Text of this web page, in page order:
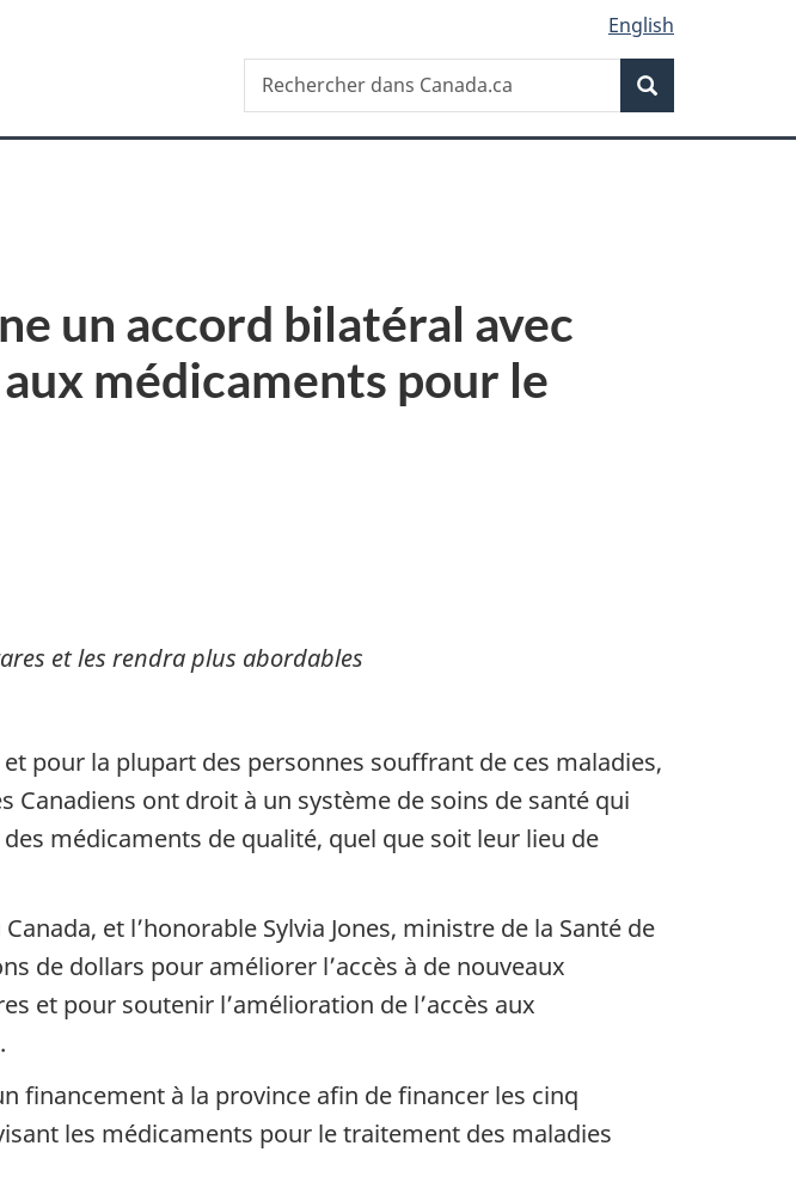
sujet
HTML
English
Recherche
Rechercher
dans
un accord bilatéral avec
médicaments pour le
et les rendra plus abordables
pour la plupart des personnes souffrant de ces maladies,
Canadiens ont droit à un système de soins de santé qui
médicaments de qualité, quel que soit leur lieu de
et l’honorable Sylvia Jones, ministre de la Santé de
de dollars pour améliorer l’accès à de nouveaux
et pour soutenir l’amélioration de l’accès aux
financement à la province afin de financer les cinq
les médicaments pour le traitement des maladies